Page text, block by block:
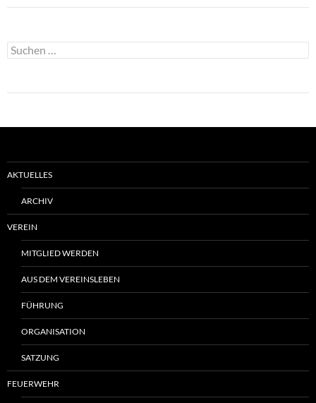
Suchen
nach:
AKTUELLES
ARCHIV
VEREIN
MITGLIED WERDEN
AUS DEM VEREINSLEBEN
FÜHRUNG
ORGANISATION
SATZUNG
FEUERWEHR